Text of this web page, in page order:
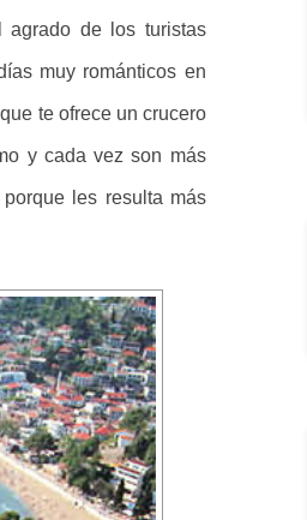
agrado de los turistas
muy románticos en
te ofrece un crucero
y cada vez son más
les resulta más